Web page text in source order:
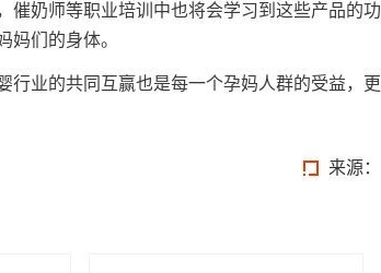
催奶师等职业培训中也将会学习到这些产品的功
妈们的身体。
行业的共同互赢也是每一个孕妈人群的受益，更
来源：